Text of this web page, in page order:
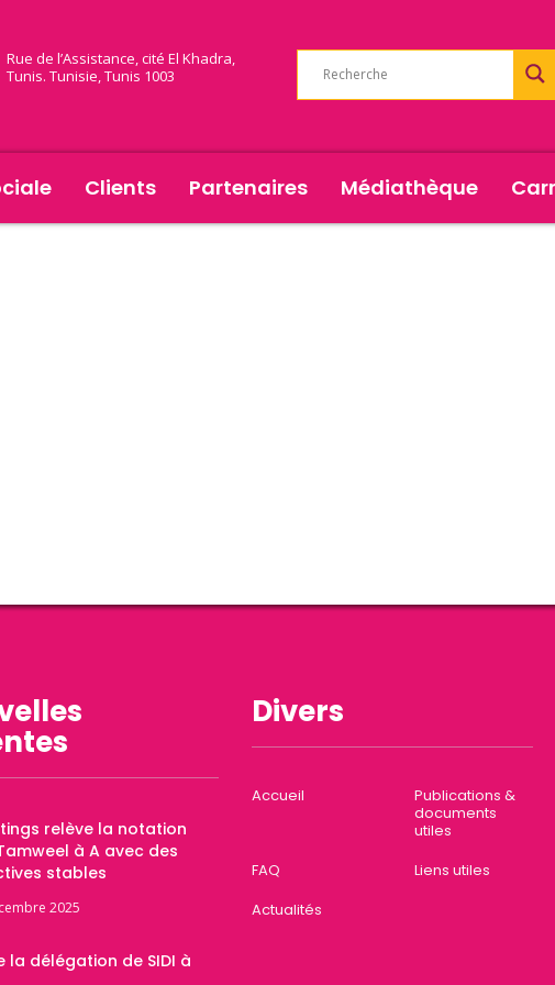
Rue de l’Assistance, cité El Khadra,
Tunis. Tunisie, Tunis 1003
Clients Partenaires Médiathèque
relève la notation
à A avec des
stables
2025
la délégation de SIDI à
Divers
Accueil
Publications &
documents
utiles
FAQ
Liens utiles
Actualités